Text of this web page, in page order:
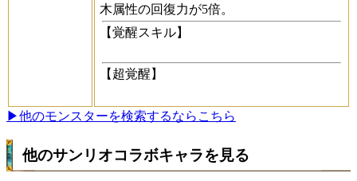
木属性の回復力が5倍。
【覚醒スキル】
【超覚醒】
▶他のモンスターを検索するならこちら
他のサンリオコラボキャラを見る